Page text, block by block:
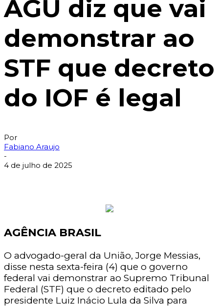
AGU diz que vai
demonstrar ao
STF que decreto
do IOF é legal
Por
Fabiano Araujo
-
4 de julho de 2025
AGÊNCIA BRASIL
O advogado-geral da União, Jorge Messias,
disse nesta sexta-feira (4) que o governo
federal vai demonstrar ao Supremo Tribunal
Federal (STF) que o decreto editado pelo
presidente Luiz Inácio Lula da Silva para